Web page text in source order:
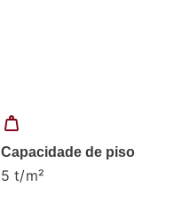
weight
Capacidade de piso
5 t/m²